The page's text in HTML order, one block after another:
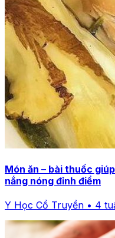
Món ăn – bài thuốc
nắng nóng đỉnh điểm
Y Học Cổ Truyền • 4